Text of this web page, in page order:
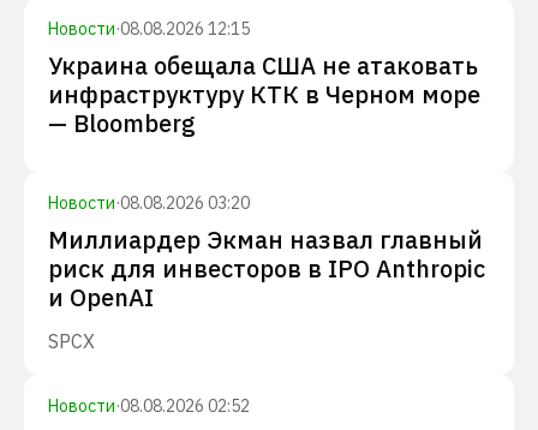
Новости·08.08.2026 12:15
Украина обещала США не атаковать
инфраструктуру КТК в Черном море
— Bloomberg
Новости·08.08.2026 03:20
Миллиардер Экман назвал главный
риск для инвесторов в IPO Anthropic
и OpenAI
SPCX
Новости·08.08.2026 02:52